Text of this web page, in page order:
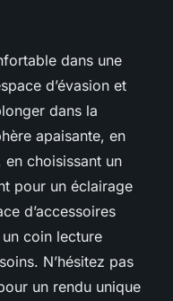
dans une
d’évasion et
dans la
apaisante, en
choisissant un
pour un éclairage
d’accessoires
coin lecture
N’hésitez pas
un rendu unique